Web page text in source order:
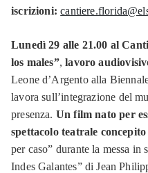
iscrizioni:
Lunedì 29 alle 21.00 al
los males”,lavoro
Leone d’Argento alla
lavora sull’integrazione del
presenza. Un film nato per
spettacolo teatrale
per caso” durante la messa in
Indes Galantes” di Jean